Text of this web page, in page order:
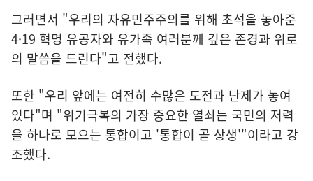
그러면서 "우리의 자유민주주의를 위해 초석을 놓아준
4·19 혁명 유공자와 유가족 여러분께 깊은 존경과 위로
의 말씀을 드린다"고 전했다.
또한 "우리 앞에는 여전히 수많은 도전과 난제가 놓여
있다"며 "위기극복의 가장 중요한 열쇠는 국민의 저력
을 하나로 모으는 통합이고 '통합이 곧 상생'"이라고 강
조했다.